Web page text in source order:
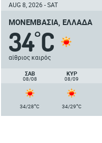
AUG 8, 2026 - SAT
ΜΟΝΕΜΒΑΣΙΆ, ΕΛΛΆΔΑ
34°C
αίθριος καιρός
ΣΑΒ
08/08
ΚΥΡ
08/09
34/28°C 34/29°C